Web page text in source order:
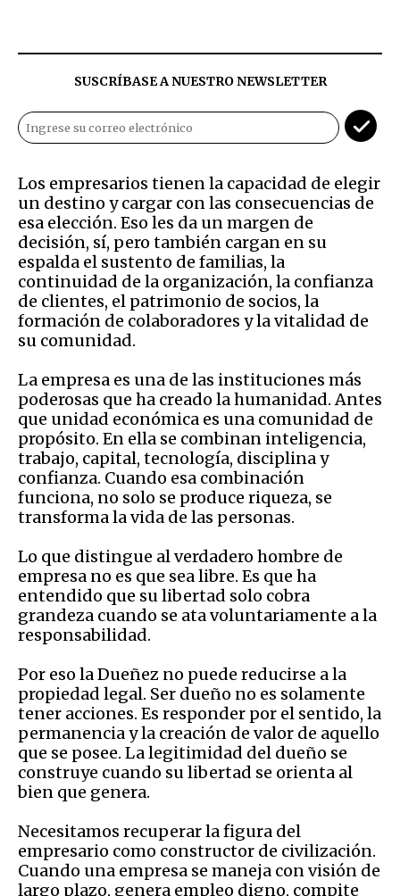
SUSCRÍBASE A NUESTRO NEWSLETTER
Los empresarios tienen la capacidad de elegir
un destino y cargar con las consecuencias de
esa elección. Eso les da un margen de
decisión, sí, pero también cargan en su
espalda el sustento de familias, la
continuidad de la organización, la confianza
de clientes, el patrimonio de socios, la
formación de colaboradores y la vitalidad de
su comunidad.
La empresa es una de las instituciones más
poderosas que ha creado la humanidad. Antes
que unidad económica es una comunidad de
propósito. En ella se combinan inteligencia,
trabajo, capital, tecnología, disciplina y
confianza. Cuando esa combinación
funciona, no solo se produce riqueza, se
transforma la vida de las personas.
Lo que distingue al verdadero hombre de
empresa no es que sea libre. Es que ha
entendido que su libertad solo cobra
grandeza cuando se ata voluntariamente a la
responsabilidad.
Por eso la Dueñez no puede reducirse a la
propiedad legal. Ser dueño no es solamente
tener acciones. Es responder por el sentido, la
permanencia y la creación de valor de aquello
que se posee. La legitimidad del dueño se
construye cuando su libertad se orienta al
bien que genera.
Necesitamos recuperar la figura del
empresario como constructor de civilización.
Cuando una empresa se maneja con visión de
largo plazo, genera empleo digno, compite